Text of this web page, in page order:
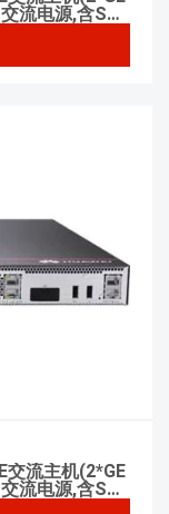
流电源,含SSL
交流主机(2*GE
流电源,含SSL